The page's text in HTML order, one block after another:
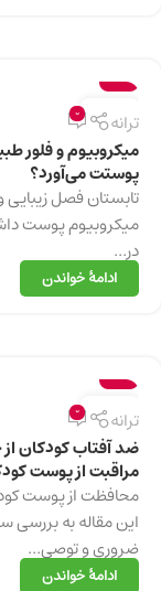
13
دسامبر
سلامت
ترانه 0
میکروبیوم و فلور
پوستت می‌آورد؟
تابستان فصل زیبایی
میکروبیوم پوست
در...
ادامهٔ خواندن
13
دسامبر
سلامت
ترانه 0
ضد آفتاب کودکان
مراقبت از پوست
محافظت از پوست
این مقاله به
ضروری و توصی...
ادامهٔ خواندن